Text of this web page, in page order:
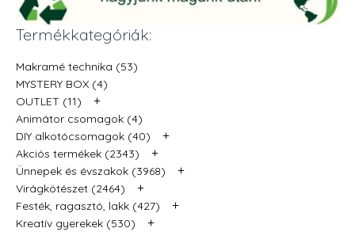
Termékkategóriák:
Makramé technika (53)
MYSTERY BOX (4)
OUTLET (11)
+
Animátor csomagok (4)
DIY alkotócsomagok (40)
+
Akciós termékek (2343) +
Ünnepek és évszakok (3968) +
Virágkötészet (2464) +
Festék, ragasztó, lakk (427) +
Kreatív gyerekek (530) +